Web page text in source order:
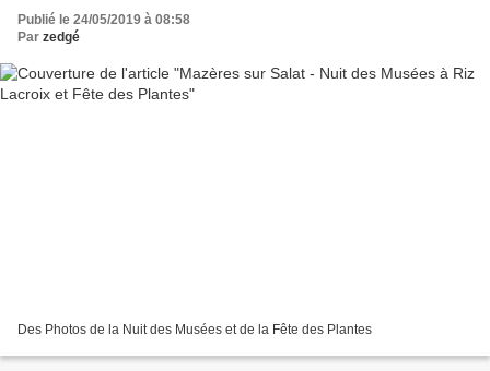
Publié le 24/05/2019 à 08:58
Par zedgé
Des Photos de la Nuit des Musées et de la Fête des Plantes